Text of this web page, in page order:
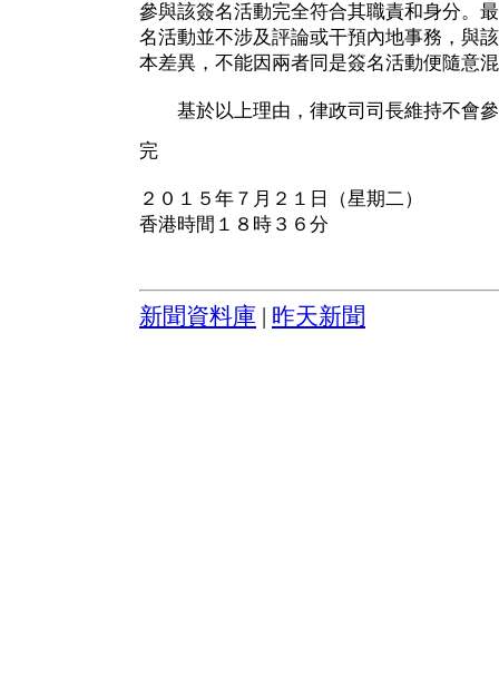
參與該簽名活動完全符合其職責和身分。
名活動並不涉及評論或干預內地事務，與
本差異，不能因兩者同是簽名活動便隨意
基於以上理由，律政司司長維持不會參
完
２０１５年７月２１日（星期二）
香港時間１８時３６分
新聞資料庫 昨天新聞